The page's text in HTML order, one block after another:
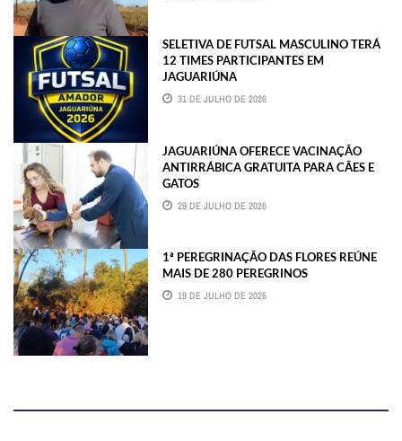
SELETIVA DE FUTSAL MASCULINO TERÁ
12 TIMES PARTICIPANTES EM
JAGUARIÚNA
31 DE JULHO DE 2026
JAGUARIÚNA OFERECE VACINAÇÃO
ANTIRRÁBICA GRATUITA PARA CÃES E
GATOS
29 DE JULHO DE 2026
1ª PEREGRINAÇÃO DAS FLORES REÚNE
MAIS DE 280 PEREGRINOS
19 DE JULHO DE 2026